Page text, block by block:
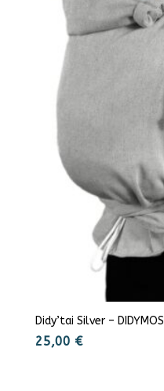
Didy’tai Silver – DIDYMOS
25,00 €